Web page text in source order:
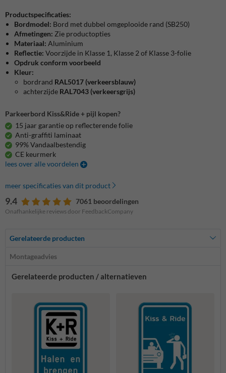
Productspecificaties:
Bordmodel: Bord met dubbel omgeplooide rand (SB250)
Afmetingen: Zie productopties
Materiaal: Aluminium
Reflectie: Voorzijde in Klasse 1, Klasse 2 of Klasse 3-folie
Opdruk conform voorbeeld
Kleur:
bordrand RAL5017 (verkeersblauw)
achterzijde RAL7043 (verkeersgrijs)
Parkeerbord Kiss&Ride + pijl kopen?
15 jaar garantie op reflecterende folie
Anti-graffiti laminaat
99% Vandaalbestendig
CE keurmerk
lees over alle voordelen
meer specificaties van dit product
9.4 7061 beoordelingen
Onafhankelijke reviews door FeedbackCompany
Gerelateerde producten
Montageadvies
Gerelateerde producten / alternatieven